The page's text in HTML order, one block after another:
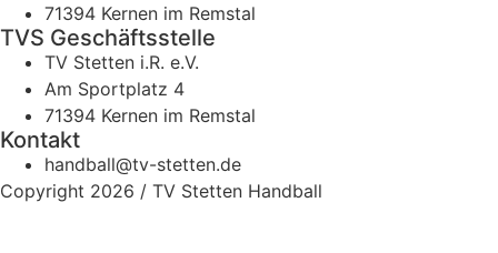
71394 Kernen im Remstal
TVS Geschäftsstelle
TV Stetten i.R. e.V.
Am Sportplatz 4
71394 Kernen im Remstal
Kontakt
handball@tv-stetten.de
Copyright 2026 / TV Stetten Handball